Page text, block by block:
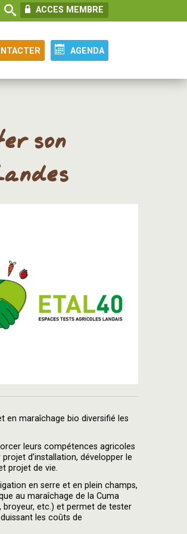
ACCES MEMBRE
AGENDA
son
en maraîchage bio diversifié les
leurs compétences agricoles
d’installation, développer le
projet de vie.
en serre et en plein champs,
au maraîchage de la Cuma
broyeur, etc.) et permet de tester
les coûts de